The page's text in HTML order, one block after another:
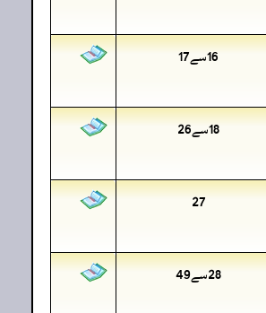
16سے17
18سے26
27
28سے49